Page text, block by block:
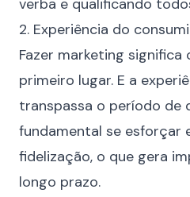
verba e qualificando
2. Experiência do
Fazer marketing
primeiro lugar. E a
transpassa o período de
fundamental se esforçar
fidelização, o que gera
longo prazo.